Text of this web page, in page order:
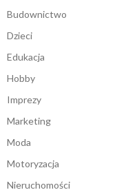
Budownictwo
Dzieci
Edukacja
Hobby
Imprezy
Marketing
Moda
Motoryzacja
Nieruchomości